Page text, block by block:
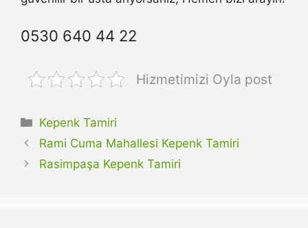
0530 640 44 22
Hizmetimizi Oyla post
Kategoriler
Kepenk Tamiri
Rami Cuma Mahallesi Kepenk Tamiri
Rasimpaşa Kepenk Tamiri